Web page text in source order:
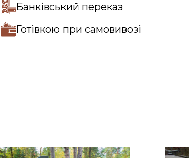
Банківський переказ
Готівкою при самовивозі